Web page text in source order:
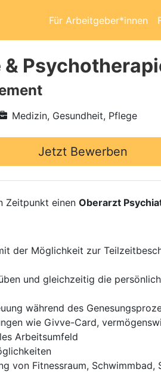
Für Arbeitgeber*innen
Medizin, Gesundheit, Pflege
Jetzt Bewerben
Zeitpunkt einen Oberarzt
der Möglichkeit zur
und gleichzeitig die
während des
wie Givve-Card,
Arbeitsumfeld
von Fitnessraum, Schwimmbad,